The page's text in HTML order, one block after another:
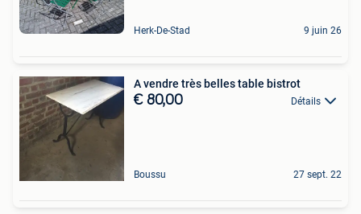
Herk-De-Stad 9 juin 26
A vendre très belles table bistrot
€ 80,00 Détails
Boussu 27 sept. 22